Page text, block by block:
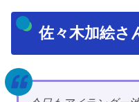
佐々木加絵さ